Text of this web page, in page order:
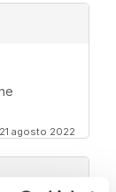
agosto 2022